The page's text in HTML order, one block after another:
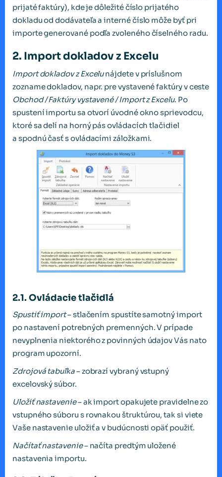
prijaté faktúry), kde je dôležité číslo prijatého
dokladu od dodávateľa a interné číslo môže byť pri
importe generované podľa zvoleného číselného radu.
2. Import dokladov z Excelu
Import dokladov z Excelunájdete v príslušnom
zozname dokladov, napr. pre vystavené faktúry v ceste
Obchod / Faktúry vystavené / Import z Excelu. Po
spustení importu sa otvorí úvodné okno sprievodcu,
ktoré sa delí na horný pás ovládacích tlačidiel
a spodnú časť s ovládacími záložkami.
2.1. Ovládacie tlačidlá
Spustiť import– stlačením spustíte samotný import
po nastavení potrebných premenných. V prípade
nevyplnenia niektorého z povinných údajov Vás nato
program upozorní.
Zdrojová tabuľka– zobrazí vybraný vstupný
excelovský súbor.
Uložiť nastavenie– ak import opakujete pravidelne zo
vstupného súboru s rovnakou štruktúrou, tak si viete
Vaše nastavenie uložiť a v budúcnosti opäť použiť.
Načítať nastavenie– načíta predtým uložené
nastavenia importu.